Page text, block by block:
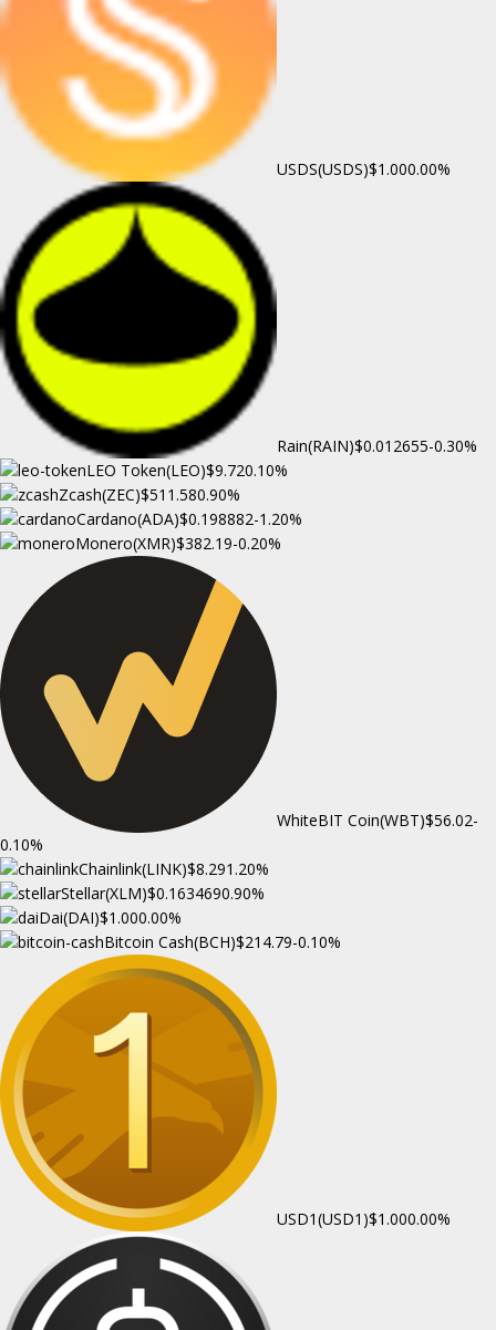
USDS(USDS)$1.000.00%
Rain(RAIN)$0.012655-0.30%
LEO Token(LEO)$9.720.10%
Zcash(ZEC)$511.580.90%
Cardano(ADA)$0.198882-1.20%
Monero(XMR)$382.19-0.20%
WhiteBIT Coin(WBT)$56.02-
0.10%
Chainlink(LINK)$8.291.20%
Stellar(XLM)$0.1634690.90%
Dai(DAI)$1.000.00%
Bitcoin Cash(BCH)$214.79-0.10%
USD1(USD1)$1.000.00%